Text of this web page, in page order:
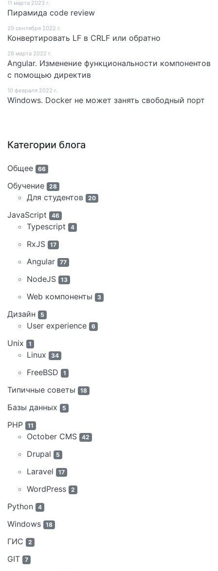
11 мартa 2023 г.
Пирамида code review
29 сентября 2022 г.
Конвертировать LF в CRLF или обратно
28 мартa 2022 г.
Angular. Изменение функциональности компонентов
с помощью директив
10 февраля 2022 г.
Windows. Docker не может занять свободный порт
Категории блога
Общее 66
Обучение 28
Для студентов 20
JavaScript 46
Typescript 4
RxJS 17
Angular 77
NodeJS 13
Web компоненты 3
Дизайн 5
User experience 6
Unix 1
Linux 34
FreeBSD 1
Типичные советы 18
Базы данных 5
PHP 11
October CMS 42
Drupal 5
Laravel 17
WordPress 2
Python 4
Windows 18
ГИС 2
GIT 7